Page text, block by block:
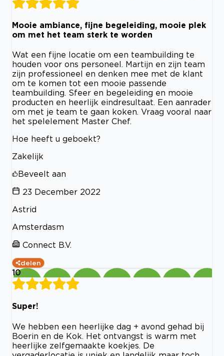
Mooie ambiance, fijne begeleiding, mooie plek
om met het team sterk te worden
Wat een fijne locatie om een teambuilding te
houden voor ons personeel. Martijn en zijn team
zijn professioneel en denken mee met de klant
om te komen tot een mooie passende
teambuilding. Sfeer en begeleiding en mooie
producten en heerlijk eindresultaat. Een aanrader
om met je team te gaan koken. Vraag vooral naar
het spelelement Master Chef.
Hoe heeft u geboekt?
Zakelijk
Beveelt aan
23 December 2022
Astrid
Amsterdasm
Connect B.V.
delen
10
Super!
We hebben een heerlijke dag + avond gehad bij
Boerin en de Kok. Het ontvangst is warm met
heerlijke zelfgemaakte koekjes. De